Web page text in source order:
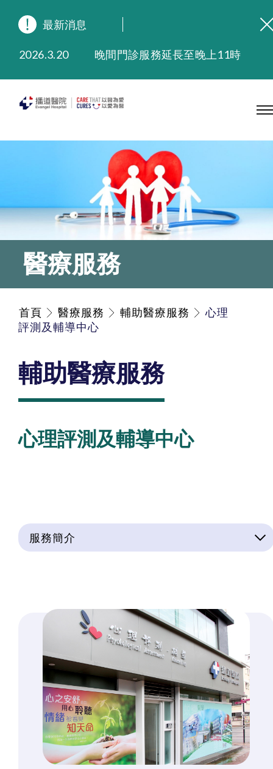
最新消息
2026.8.3
2026.3.20
晚間門診服務延長至晚上11時
2025.8.4
播道醫院體檢服務獲客戶正面評價
醫療服務
首頁 醫療服務 輔助醫療服務
心理
評測及輔導中心
輔助醫療服務
心理評測及輔導中心
服務簡介